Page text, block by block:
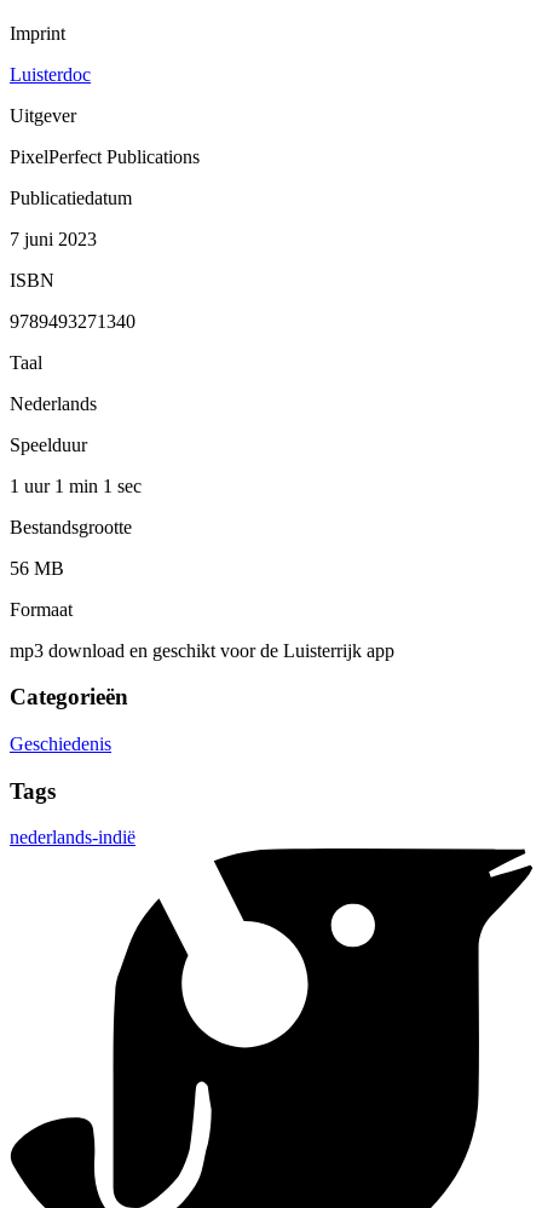
Imprint
Luisterdoc
Uitgever
PixelPerfect Publications
Publicatiedatum
7 juni 2023
ISBN
9789493271340
Taal
Nederlands
Speelduur
1 uur 1 min 1 sec
Bestandsgrootte
56 MB
Formaat
mp3 download en geschikt voor de Luisterrijk app
Categorieën
Geschiedenis
Tags
nederlands-indië